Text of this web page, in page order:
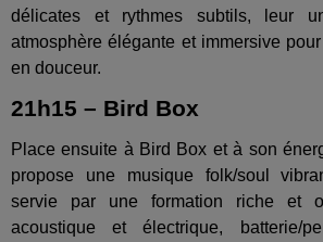
délicates et rythmes subtils, leur
atmosphère élégante et immersive
en douceur.
21h15 – Bird Box
Place ensuite à Bird Box et à son
propose une musique folk/soul
servie par une formation riche et
acoustique et électrique, batterie/